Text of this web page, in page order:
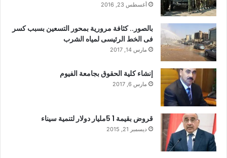
أغسطس 23, 2016
بالصور.. كثافة مرورية بمحور التسعين بسبب كسر
فى الخط الرئيسى لمياه الشرب
مارس 14, 2017
إنشاء كلية الحقوق بجامعة الفيوم
مارس 6, 2017
قروض بقيمة 1 5مليار دولار لتنمية سيناء
ديسمبر 21, 2015